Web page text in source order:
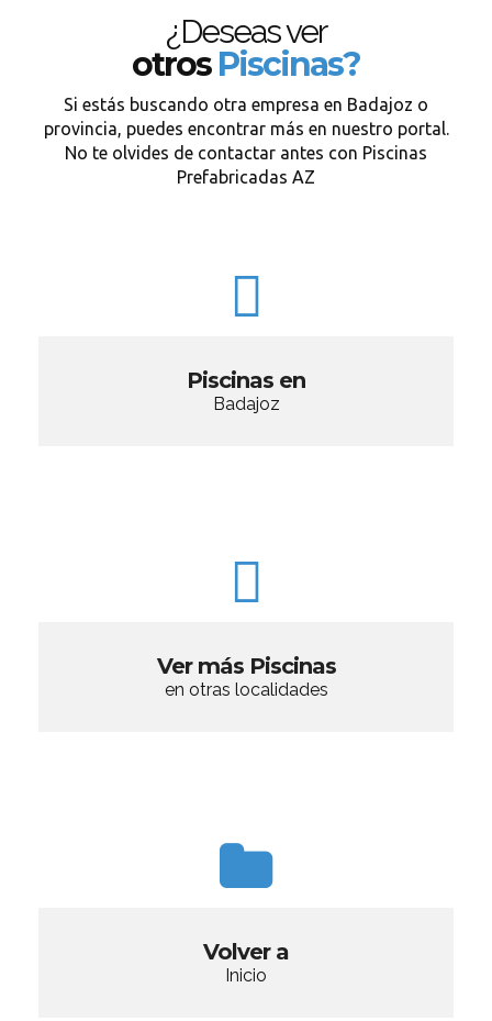
¿Deseas ver
otrosPiscinas?
Si estás buscando otra empresa en Badajoz o
provincia, puedes encontrar más en nuestro portal.
No te olvides de contactar antes con Piscinas
Prefabricadas AZ
Piscinas en
Badajoz
Ver más Piscinas
en otras localidades
Volver a
Inicio